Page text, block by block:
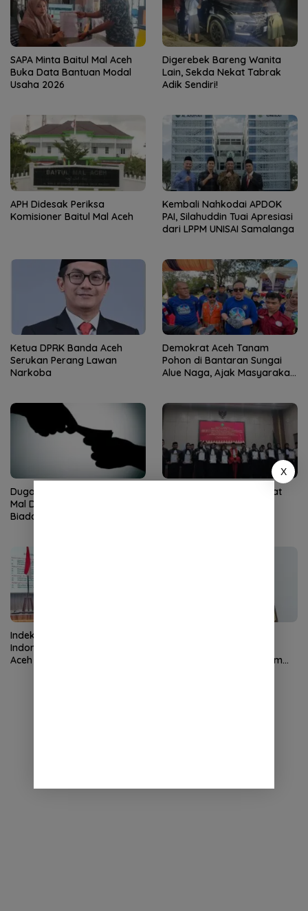
SAPA Minta Baitul Mal Aceh
Buka Data Bantuan Modal
Usaha 2026
Digerebek Bareng Wanita
Lain, Sekda Nekat Tabrak
Adik Sendiri!
APH Didesak Periksa
Komisioner Baitul Mal Aceh
Kembali Nahkodai APDOK
PAI, Silahuddin Tuai Apresiasi
dari LPPM UNISAI Samalanga
Ketua DPRK Banda Aceh
Serukan Perang Lawan
Narkoba
Demokrat Aceh Tanam
Pohon di Bantaran Sungai
Alue Naga, Ajak Masyarakat
Dugaan Pungli Bantuan Baitul
Mal Disorot, Pengamat Sebut
Biadab, APH Diminta Turun
KPT Banda Aceh: Advokat
Indeks Potensi Terorisme
Indonesia Menurun, FKPT
Aceh Tekankan Tiga Strategi
Koordinator di JAM Pidum
X